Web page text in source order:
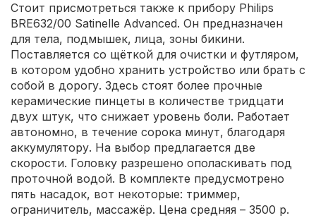
Стоит присмотреться также к прибору Philips
BRE632/00 Satinelle Advanced. Он предназначен
для тела, подмышек, лица, зоны бикини.
Поставляется со щёткой для очистки и футляром,
в котором удобно хранить устройство или брать с
собой в дорогу. Здесь стоят более прочные
керамические пинцеты в количестве тридцати
двух штук, что снижает уровень боли. Работает
автономно, в течение сорока минут, благодаря
аккумулятору. На выбор предлагается две
скорости. Головку разрешено ополаскивать под
проточной водой. В комплекте предусмотрено
пять насадок, вот некоторые: триммер,
ограничитель, массажёр. Цена средняя – 3500 р.